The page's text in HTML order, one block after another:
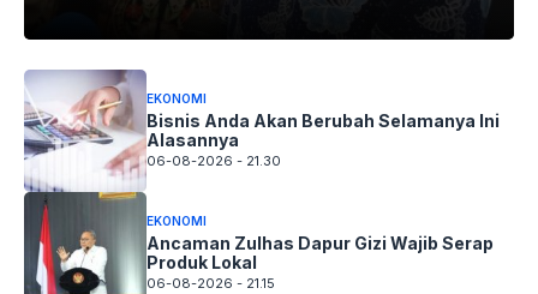
EKONOMI
Bisnis Anda Akan Berubah Selamanya Ini
Alasannya
06-08-2026 - 21.30
EKONOMI
Ancaman Zulhas Dapur Gizi Wajib Serap
Produk Lokal
06-08-2026 - 21.15